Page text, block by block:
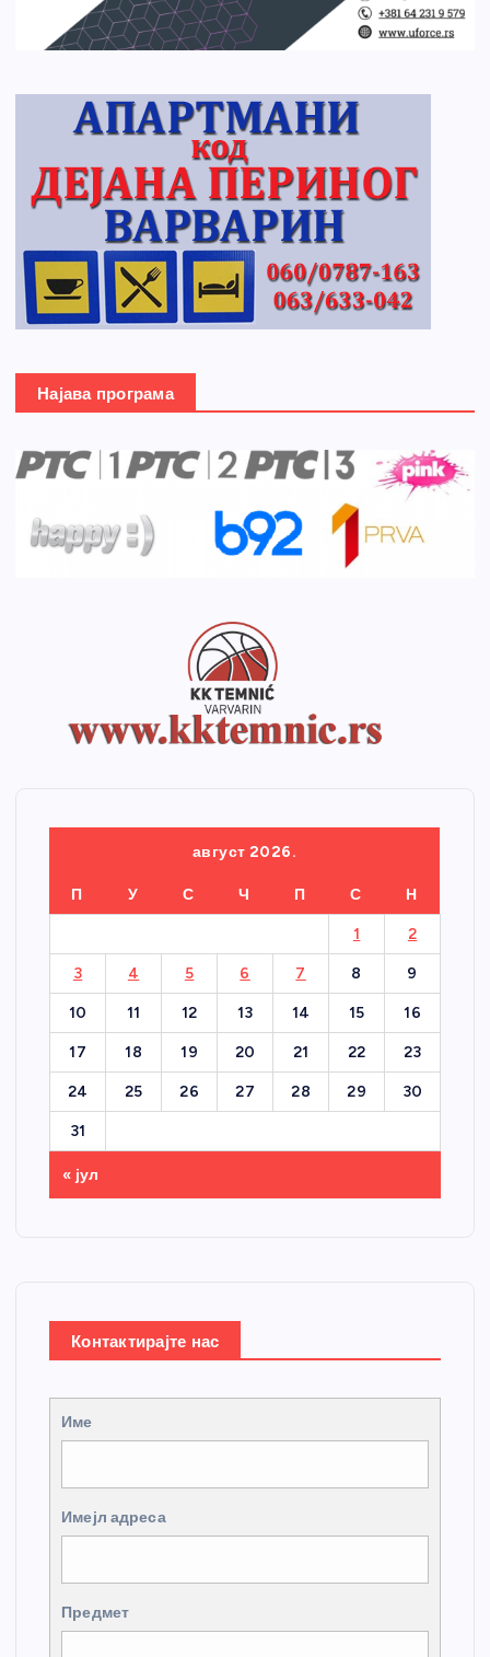
Најава програма
август 2026.
П У С Ч П С Н
1 2
3 4 5 6 7 8 9
10 11 12 13 14 15 16
17 18 19 20 21 22 23
24 25 26 27 28 29 30
31
« јул
Контактирајте нас
Име
Имејл адреса
Предмет